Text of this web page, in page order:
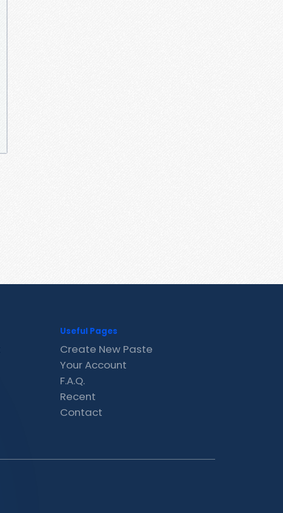
Useful Pages
Create New Paste
Your Account
F.A.Q.
Recent
Contact